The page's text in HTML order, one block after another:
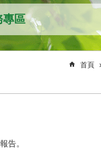
專區
首頁
告。